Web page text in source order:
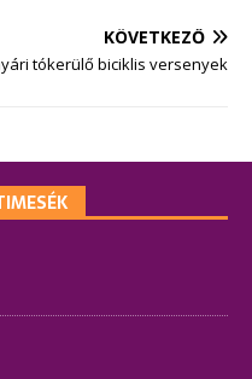
KÖVETKEZŐ
tókerülő biciklis versenyek